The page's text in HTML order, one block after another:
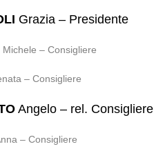
Grazia – Presidente
– Consigliere
– Consigliere
Angelo – rel. Consigliere
– Consigliere